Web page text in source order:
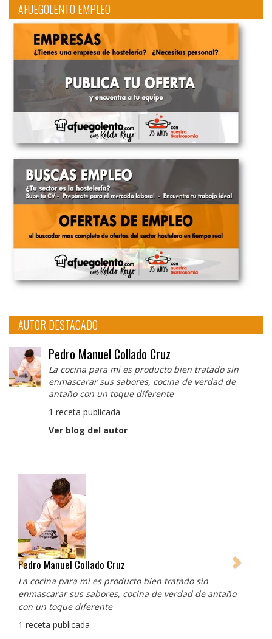
AFUEGOLENTO EMPLEO
AUTOR DESTACADO
Pedro Manuel Collado Cruz
La cocina para mi es producto bien tratado sin
enmascarar sus sabores, cocina de verdad de
antaño con un toque diferente
1 receta publicada
Ver blog del autor
Albert Adrià
Redes sociales:
https://www.instagram.com/enigma_albertadria/
https://www.instagram.com/albertadriaprojects/
3 recetas publicadas